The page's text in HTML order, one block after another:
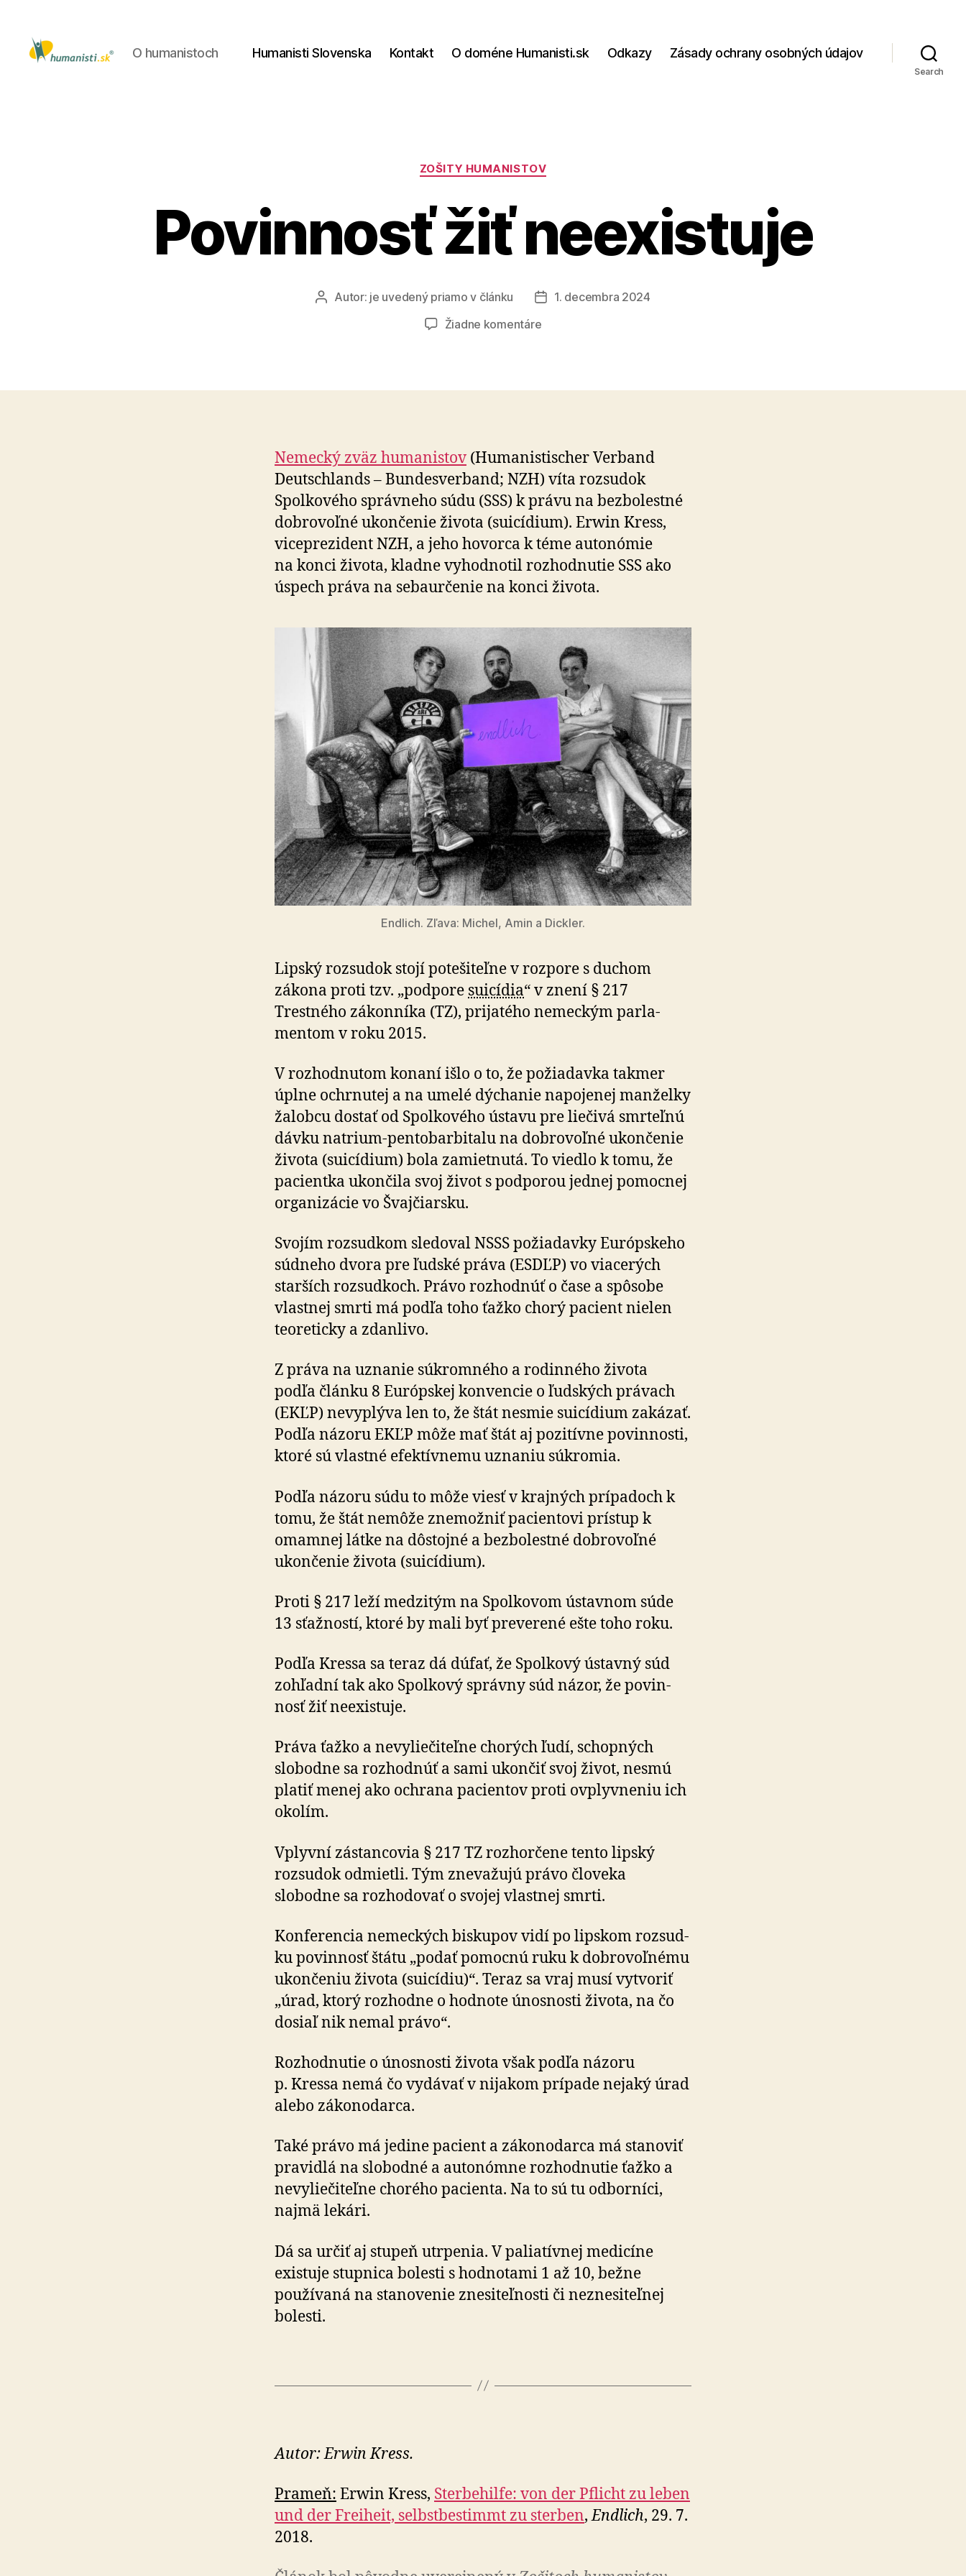
O humanistoch Humanisti Slovenska Kontakt O doméne Humanisti.sk Odkazy Zásady ochrany osobných údajov
Search
Kategórie
ZOŠITY HUMANISTOV
Povinnosť žiť neexistuje
AutorAutor: je uvedený priamo v článku
Dátum
1. decembra 2024
Žiadne komentárena
Nemecký zväz humanistov (Humanistischer Verband
Deutschlands – Bundesverband; NZH) víta rozsudok
Spolkového správneho súdu (SSS) k právu na bezbolestné
dobrovoľné ukončenie života (suicídium). Erwin Kress,
viceprezident NZH, a jeho hovorca k téme autonómie
na konci života, kladne vyhodnotil rozhodnutie SSS ako
úspech práva na sebaurčenie na konci života.
Endlich. Zľava: Michel, Amin a Dickler.
Lipský rozsudok stojí potešiteľne v rozpore s duchom
zákona proti tzv. „podpore suicídia“ v znení § 217
Trestného zákonníka (TZ), prijatého nemeckým par­la­
men­tom v roku 2015.
V rozhodnutom konaní išlo o to, že požiadavka takmer
úplne ochrnutej a na umelé dýchanie napojenej manželky
žalobcu dostať od Spolkového ústavu pre liečivá smrteľnú
dávku natrium-pentobarbitalu na dobrovoľné ukončenie
života (suicídium) bola zamietnutá. To viedlo k tomu, že
pacientka ukončila svoj život s podporou jednej pomocnej
organizácie vo Švajčiarsku.
Svojím rozsudkom sledoval NSSS požiadavky Európskeho
súdneho dvora pre ľudské práva (ESDĽP) vo viacerých
starších rozsudkoch. Právo rozhodnúť o čase a spôsobe
vlastnej smrti má podľa toho ťažko chorý pacient nielen
teoreticky a zdanlivo.
Z práva na uznanie súkromného a rodinného života
podľa článku 8 Európskej konvencie o ľudských právach
(EKĽP) nevyplýva len to, že štát nesmie suicídium zakázať.
Podľa názoru EKĽP môže mať štát aj pozitívne povinnosti,
ktoré sú vlastné efektívnemu uznaniu súkromia.
Podľa názoru súdu to môže viesť v krajných prípadoch k
tomu, že štát nemôže znemožniť pacientovi prístup k
omamnej látke na dôstojné a bezbolestné dobrovoľné
ukončenie života (suicídium).
Proti § 217 leží medzitým na Spolkovom ústavnom súde
13 sťažností, ktoré by mali byť preverené ešte toho roku.
Podľa Kressa sa teraz dá dúfať, že Spolkový ústavný súd
zohľadní tak ako Spolkový správny súd názor, že po­vin­
nosť žiť neexistuje.
Práva ťažko a nevyliečiteľne chorých ľudí, schopných
slobodne sa rozhodnúť a sami ukončiť svoj život, nesmú
platiť menej ako ochrana pacientov proti ovplyvneniu ich
okolím.
Vplyvní zástancovia § 217 TZ rozhorčene tento lipský
rozsudok odmietli. Tým znevažujú právo človeka
slobodne sa rozhodovať o svojej vlastnej smrti.
Konferencia nemeckých biskupov vidí po lipskom roz­sud­
ku povinnosť štátu „podať pomocnú ruku k dob­ro­voľ­nému
ukončeniu života (suicídiu)“. Teraz sa vraj musí vytvoriť
„úrad, ktorý rozhodne o hodnote únosnosti života, na čo
dosiaľ nik nemal právo“.
Rozhodnutie o únosnosti života však podľa názoru
p. Kressa nemá čo vydávať v nijakom prípade nejaký úrad
alebo zákonodarca.
Také právo má jedine pacient a zákonodarca má stanoviť
pravidlá na slobodné a autonómne rozhodnutie ťažko a
nevyliečiteľne chorého pacienta. Na to sú tu odborníci,
najmä lekári.
Dá sa určiť aj stupeň utrpenia. V paliatívnej medicíne
existuje stupnica bolesti s hodnotami 1 až 10, bežne
používaná na stanovenie znesiteľnosti či neznesiteľnej
bolesti.
Autor: Erwin Kress.
Prameň: Erwin Kress, Sterbehilfe: von der Pflicht zu leben
und der Freiheit, selbstbestimmt zu sterben,Endlich, 29. 7.
2018.